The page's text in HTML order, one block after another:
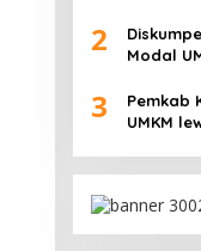
2
Modal
3
Pemkab
UMKM